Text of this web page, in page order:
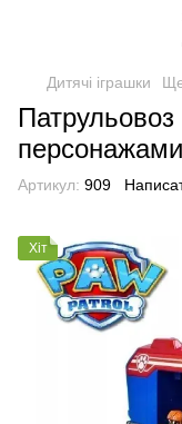
Дитячі іграшки
Патрульовоз
Артикул: 909
Хіт